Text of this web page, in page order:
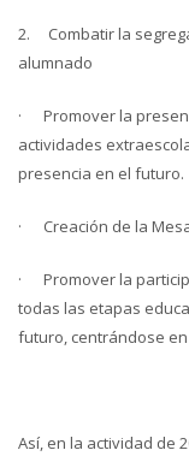
2. Combatir la
alumnado
· Promover la
actividades
presencia en el futuro.
· Creación de la
· Promover la
todas las etapas
futuro, centrándose
Así, en la actividad de